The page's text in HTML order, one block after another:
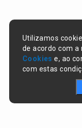
Utilizamos
de acordo com a
Cookies e, ao
com estas